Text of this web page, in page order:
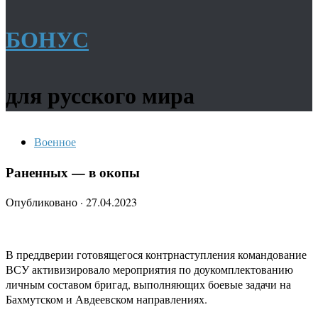
БОНУС
для русского мира
Военное
Раненных — в окопы
Опубликовано · 27.04.2023
В преддверии готовящегося контрнаступления командование
ВСУ активизировало мероприятия по доукомплектованию
личным составом бригад, выполняющих боевые задачи на
Бахмутском и Авдеевском направлениях.